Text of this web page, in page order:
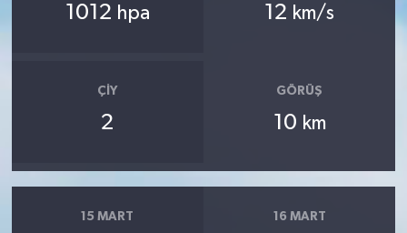
1012 hpa 12 km/s
ÇIY
2
GÖRÜŞ
10 km
15 MART 16 MART